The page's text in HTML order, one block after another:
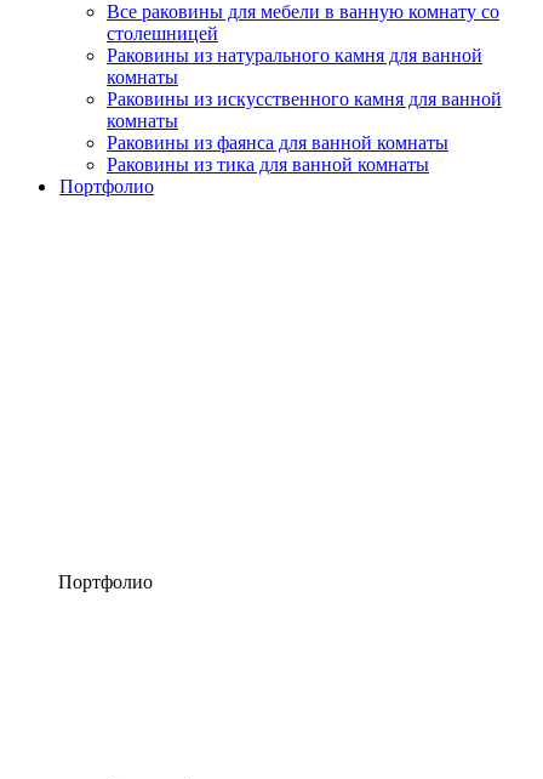
Все раковины для мебели в ванную комнату со
столешницей
Раковины из натурального камня для ванной
комнаты
Раковины из искусственного камня для ванной
комнаты
Раковины из фаянса для ванной комнаты
Раковины из тика для ванной комнаты
Портфолио
Портфолио